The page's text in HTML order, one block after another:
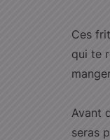
Ces
qui te
Avant
seras